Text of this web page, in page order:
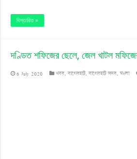
বিস্তারিত »
দণ্ডিত শফিজের ছেলে, জেল খাটল
6 July 2020 খবর,বাগেরহাট,বাগেরহাট সদর,মংলা